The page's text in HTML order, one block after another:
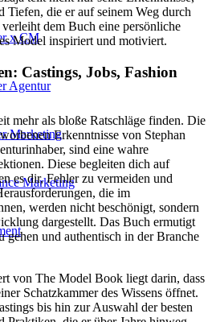
x CM
Agentur
Marketing
Marketing
Tiefen, die er auf seinem Weg durch
dem Buch eine persönliche
Model inspiriert und motiviert.
Castings, Jobs, Fashion
mehr als bloße Ratschläge finden. Die
Erkenntnisse von Stephan
sind eine wahre
Diese begleiten dich auf
es dir, Fehler zu vermeiden und
die im
werden nicht beschönigt, sondern
dargestellt. Das Buch ermutigt
gehen und authentisch in der Branche
von The Model Book liegt darin, dass
Schatzkammer des Wissens öffnet.
bis hin zur Auswahl der besten